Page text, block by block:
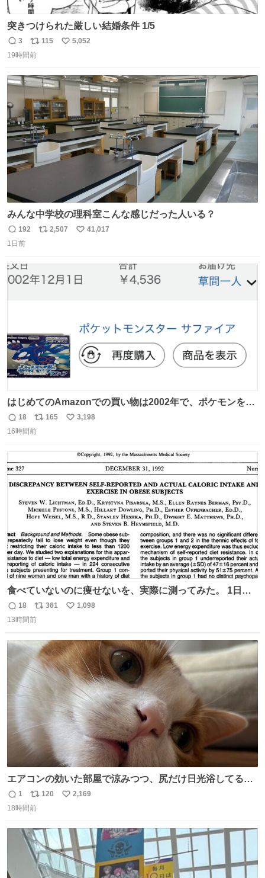
突きつけられた厳しい結婚条件 1/5
返
信
3
リ
ポ
ト
115
い
数
5,052
19時間前
みんな中学校の理科室こんな感じだった人いる？
返
信
192
リ
数
2,507
い
41,017
1日前
はじめてのAmazonでの買い物は2002年で、ポケモンを買
ったようだ 24年前かぁ。
返
信
18
リ
ポ
ト
数
165
い
数
3,198
16時間前
食べていないのに痩せないを、実際に測ってみた。 1日
1200kcal未満と申告しながら減量できない10人を、14日間
調査。 本人の申告は平均1028kcal/日だったが、実際の摂
51％多く見積もっていた。
返
信
18
リ
ポ
ト
数
361
い
数
1,098
13時間前
エアコンの効いた部屋で涼みつつ、尻だけ日光浴してる猫
もはや貴族じゃん！
返
信
1
リ
ポ
ト
数
120
い
数
2,169
18時間前